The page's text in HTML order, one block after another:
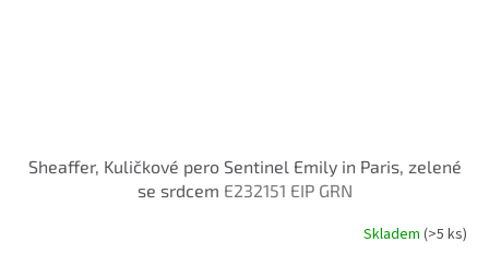
Sheaffer, Kuličkové pero Sentinel Emily in Paris, zelené
se srdcem E232151 EIP GRN
Skladem (>5 ks)